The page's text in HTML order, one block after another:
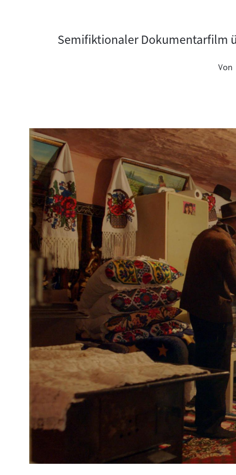
Semifiktionaler Dokumentarfilm
Von